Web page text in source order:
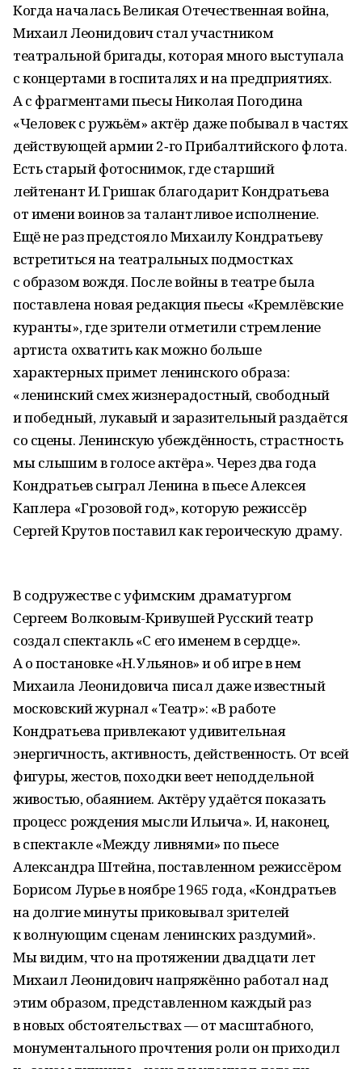
Когда началась Великая Отечественная война,
Михаил Леонидович стал участником
театральной бригады, которая много выступала
с концертами в госпиталях и на предприятиях.
А с фрагментами пьесы Николая Погодина
«Человек с ружьём» актёр даже побывал в частях
действующей армии 2‑го Прибалтийского флота.
Есть старый фотоснимок, где старший
лейтенант И. Гришак благодарит Кондратьева
от имени воинов за талантливое исполнение.
Ещё не раз предстояло Михаилу Кондратьеву
встретиться на театральных подмостках
с образом вождя. После войны в театре была
поставлена новая редакция пьесы «Кремлёвские
куранты», где зрители отметили стремление
артиста охватить как можно больше
характерных примет ленинского образа:
«ленинский смех жизнерадостный, свободный
и победный, лукавый и зарази­тельный раздаётся
со сцены. Ленинскую убеждённость, страстность
мы слышим в голосе актёра». Через два года
Кондратьев сыграл Ленина в пьесе Алексея
Каплера «Грозовой год», которую режиссёр
Сергей Крутов поставил как героическую драму.
В содружестве с уфимским драматургом
Сергеем Волковым-Кривушей Русский театр
создал спектакль «С его именем в сердце».
А о постановке «Н. Ульянов» и об игре в нем
Михаила Леонидовича писал даже известный
московский журнал «Театр»: «В работе
Кондратьева привлекают удивительная
энергичность, активность, действенность. От всей
фигуры, жестов, походки веет неподдельной
живостью, обаянием. Актёру удаётся показать
процесс рождения мысли Ильича». И, наконец,
в спектакле «Между ливнями» по пьесе
Александра Штейна, поставленном режиссёром
Борисом Лурье в ноябре 1965 года, «Кондратьев
на долгие минуты приковывал зрителей
к волнующим сценам ленинских раздумий».
Мы видим, что на протяжении двадцати лет
Михаил Леонидович напряжённо работал над
этим образом, представленном каждый раз
в новых обстоятельствах — от масштабного,
монументального прочтения роли он приходил